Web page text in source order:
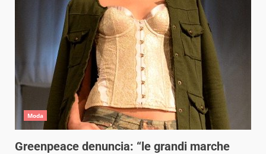
Moda
Greenpeace denuncia: “le grandi marche